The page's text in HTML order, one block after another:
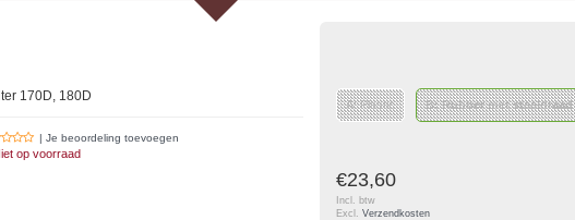
170D, 180D
| Je beoordeling toevoegen
op voorraad
A: Plastic B: Rubber met staaldraad
€23,60
Incl. btw
Excl. Verzendkosten